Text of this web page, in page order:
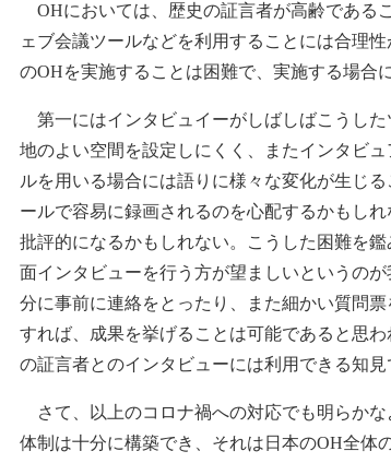
OHにおいては、歴史の証言者が高齢である
ェブ会議ツールなどを利用することには合理
のOHを実施することは困難で、実施する場合
第一にはインタビュイーがしばしばこうし
地のよい空間を設定しにくく、またインタビ
ルを用いる場合には語りに様々な変化が生じ
ールで容易に録画されるのを心配するかもし
批評的になるかもしれない。こうした困難を
面インタビューを行う方が望ましいというの
分に事前に連絡をとったり、また細かい質問
すれば、成果を挙げることは可能であると思
の証言者とのインタビューには利用できる知
さて、以上のコロナ禍への対応でも明らか
体制は十分に構築でき、それは日本のOH全体